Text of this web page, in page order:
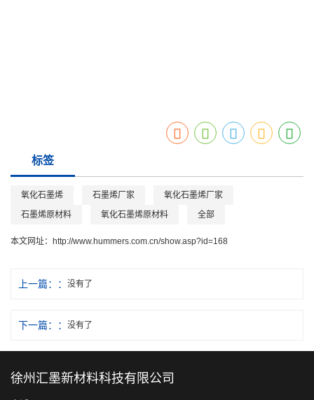
标签
氧化石墨烯 石墨烯厂家
氧化石墨烯厂家
石墨烯原材料
氧化石墨烯原材料 全部
本文网址： http://www.hummers.com.cn/show.asp?id=168
上一篇： 没有了
下一篇： 没有了
徐州汇墨新材料科技有限公司